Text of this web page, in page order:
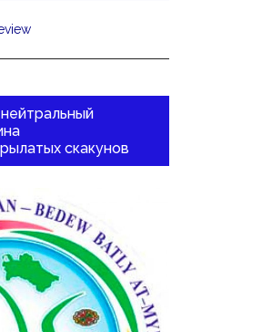
скакунов